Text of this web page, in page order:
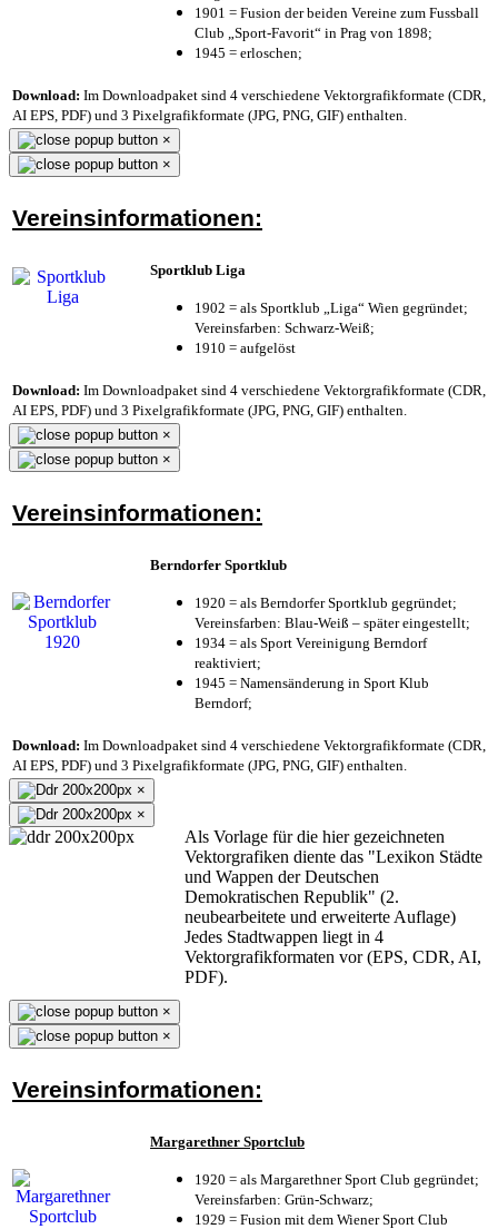
1901 = Fusion der beiden Vereine zum Fussball
Club „Sport-Favorit“ in Prag von 1898;
1945 = erloschen;
Download: Im Downloadpaket sind 4 verschiedene Vektorgrafikformate (CDR,
AI EPS, PDF) und 3 Pixelgrafikformate (JPG, PNG, GIF) enthalten.
×
×
Vereinsinformationen:
Sportklub Liga
1902 = als Sportklub „Liga“ Wien gegründet;
Vereinsfarben: Schwarz-Weiß;
1910 = aufgelöst
Download: Im Downloadpaket sind 4 verschiedene Vektorgrafikformate (CDR,
AI EPS, PDF) und 3 Pixelgrafikformate (JPG, PNG, GIF) enthalten.
×
×
Vereinsinformationen:
Berndorfer Sportklub
1920 = als Berndorfer Sportklub gegründet;
Vereinsfarben: Blau-Weiß – später eingestellt;
1934 = als Sport Vereinigung Berndorf
reaktiviert;
1945 = Namensänderung in Sport Klub
Berndorf;
Download: Im Downloadpaket sind 4 verschiedene Vektorgrafikformate (CDR,
AI EPS, PDF) und 3 Pixelgrafikformate (JPG, PNG, GIF) enthalten.
×
×
Als Vorlage für die hier gezeichneten
Vektorgrafiken diente das "Lexikon Städte
und Wappen der Deutschen
Demokratischen Republik" (2.
neubearbeitete und erweiterte Auflage)
Jedes Stadtwappen liegt in 4
Vektorgrafikformaten vor (EPS, CDR, AI,
PDF).
×
×
Vereinsinformationen:
Margarethner Sportclub
1920 = als Margarethner Sport Club gegründet;
Vereinsfarben: Grün-Schwarz;
1929 = Fusion mit dem Wiener Sport Club